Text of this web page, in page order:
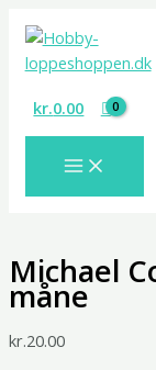
indholdet
kr.0.00
Michael
måne
kr.20.00
Connelly
måne
antal